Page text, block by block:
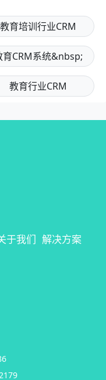
教育培训行业CRM
育CRM系统&nbsp;
教育行业CRM
于我们 解决方案